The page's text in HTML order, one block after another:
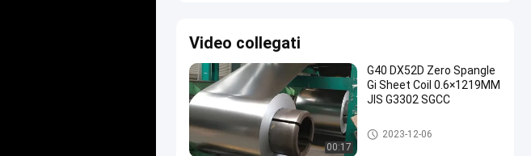
Video collegati
00:17
G40 DX52D Zero Spangle
Gi Sheet Coil 0.6×1219MM
JIS G3302 SGCC
di acciaio galvanizzato
2023-12-06